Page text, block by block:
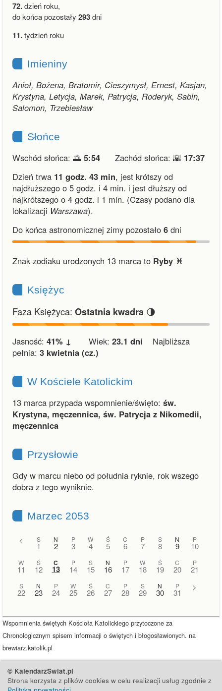
72.dzień roku,
do końca pozostały 293dni
11.tydzień roku
Imieniny
Anioł, Bożena, Bratomir, Cieszymysł, Ernest, Kasjan,
Krystyna, Letycja, Marek, Patrycja, Roderyk, Sabin,
Salomon, Trzebiesław
Słońce
Wschód słońca: 🌅 5:54 Zachód słońca: 🌇 17:37
Dzień trwa 11 godz. 43 min, jest krótszy od
najdłuższego o 5 godz. i 4 min. i jest dłuższy od
najkrótszego o 4 godz. i 1 min. (Czasy podano dla
lokalizacji Warszawa).
Do końca astronomicznej zimy pozostało 6 dni
Znak zodiaku urodzonych 13 marca to Ryby ♓︎
Księżyc
Faza Księżyca: Ostatnia kwadra 🌗
Jasność: 41% ↓ Wiek: 23.1 dni Najbliższa
pełnia: 3 kwietnia (cz.)
W Kościele Katolickim
13 marca przypada wspomnienie/święto: św.
Krystyna, męczennica, św. Patrycja z Nikomedii,
męczennica
Przysłowie
Gdy w marcu niebo od południa ryknie, rok wszego
dobra z tego wyniknie.
Marzec 2053
< S
1
N
2
P
3
W
4
Ś
5
C
6
P
7
S
8
N
9
P
10
W
11
Ś
12
C
13
P
14
S
15
N
16
P
17
W
18
Ś
19
C
20
P
21
S
22
N
23
P
24
W
25
Ś
26
C
27
P
28
S
29
N
30
P
31
>
Wspomnienia świętych Kościoła Katolickiego przytoczone za
Chronologicznym spisem informacji o świętych i błogosławionych. na
brewiarz.katolik.pl
© KalendarzSwiat.pl
Strona korzysta z plików cookies w celu realizacji usług zgodnie z